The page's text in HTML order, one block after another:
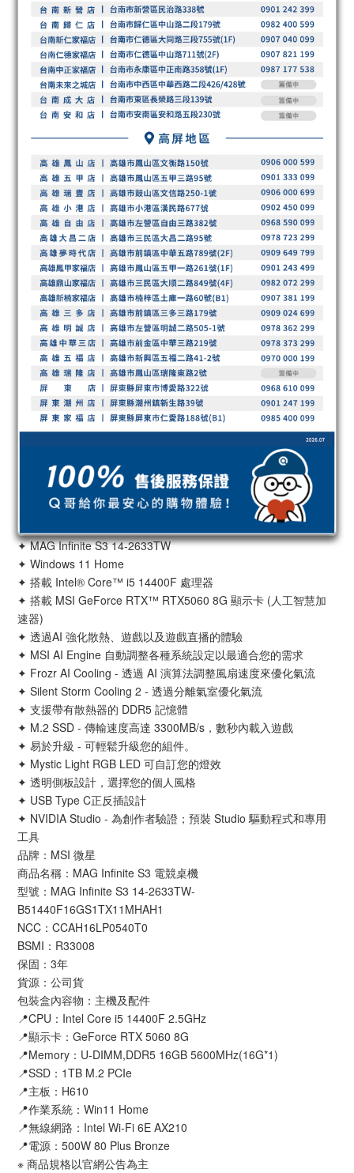
✦ MAG Infinite S3 14-2633TW
✦ Windows 11 Home
✦ 搭載 Intel® Core™ i5 14400F 處理器
✦ 搭載 MSI GeForce RTX™ RTX5060 8G 顯示卡 (人工智慧加
速器)
✦ 透過AI 強化散熱、遊戲以及遊戲直播的體驗
✦ MSI AI Engine 自動調整各種系統設定以最適合您的需求
✦ Frozr AI Cooling - 透過 AI 演算法調整風扇速度來優化氣流
✦ Silent Storm Cooling 2 - 透過分離氣室優化氣流
✦ 支援帶有散熱器的 DDR5 記憶體
✦ M.2 SSD - 傳輸速度高達 3300MB/s，數秒內載入遊戲
✦ 易於升級 - 可輕鬆升級您的組件。
✦ Mystic Light RGB LED 可自訂您的燈效
✦ 透明側板設計，選擇您的個人風格
✦ USB Type C正反插設計
✦ NVIDIA Studio - 為創作者驗證；預裝 Studio 驅動程式和專用
工具
品牌：MSI 微星
商品名稱：MAG Infinite S3 電競桌機
型號：MAG Infinite S3 14-2633TW-
B51440F16GS1TX11MHAH1
NCC：CCAH16LP0540T0
BSMI：R33008
保固：3年
貨源：公司貨
包裝盒內容物：主機及配件
📍CPU：Intel Core i5 14400F 2.5GHz
📍顯示卡：GeForce RTX 5060 8G
📍Memory：U-DIMM,DDR5 16GB 5600MHz(16G*1)
📍SSD：1TB M.2 PCIe
📍主板：H610
📍作業系統：Win11 Home
📍無線網路：Intel Wi-Fi 6E AX210
📍電源：500W 80 Plus Bronze
※ 商品規格以官網公告為主